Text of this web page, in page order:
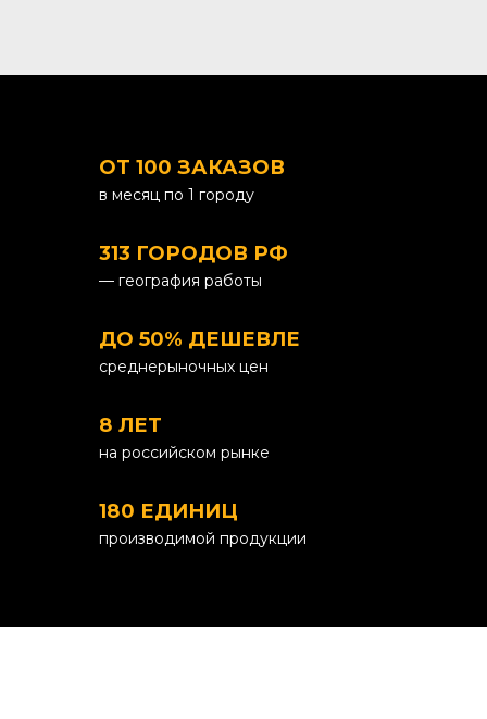
ОТ 100 ЗАКАЗОВ
в месяц по 1 городу
313 ГОРОДОВ РФ
— география работы
ДО 50% ДЕШЕВЛЕ
среднерыночных цен
8 ЛЕТ
на российском рынке
180 ЕДИНИЦ
производимой продукции